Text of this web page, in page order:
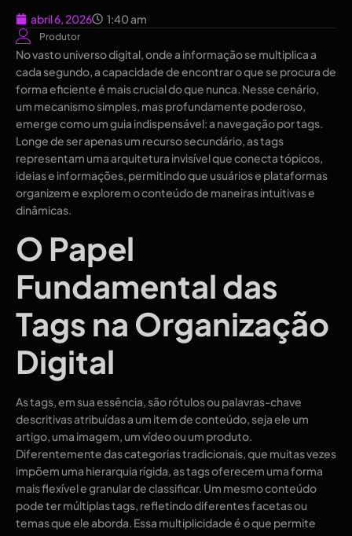
abril 6, 2026 1:40 am
Produtor
No vasto universo digital, onde a informação se multiplica a
cada segundo, a capacidade de encontrar o que se procura de
forma eficiente é mais crucial do que nunca. Nesse cenário,
um mecanismo simples, mas profundamente poderoso,
emerge como um guia indispensável: a navegação por tags.
Longe de ser apenas um recurso secundário, as tags
representam uma arquitetura invisível que conecta tópicos,
ideias e informações, permitindo que usuários e plataformas
organizem e explorem o conteúdo de maneiras intuitivas e
dinâmicas.
O Papel
Fundamental das
Tags na Organização
Digital
As tags, em sua essência, são rótulos ou palavras-chave
descritivas atribuídas a um item de conteúdo, seja ele um
artigo, uma imagem, um vídeo ou um produto.
Diferentemente das categorias tradicionais, que muitas vezes
impõem uma hierarquia rígida, as tags oferecem uma forma
mais flexível e granular de classificar. Um mesmo conteúdo
pode ter múltiplas tags, refletindo diferentes facetas ou
temas que ele aborda. Essa multiplicidade é o que permite